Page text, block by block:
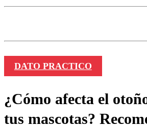
DATO PRACTICO
¿Cómo afecta el
tus mascotas?